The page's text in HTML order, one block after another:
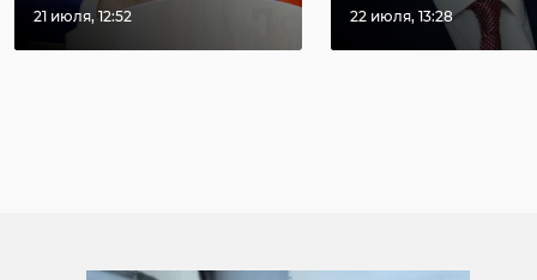
21 июля, 12:52 22 июля, 13:28